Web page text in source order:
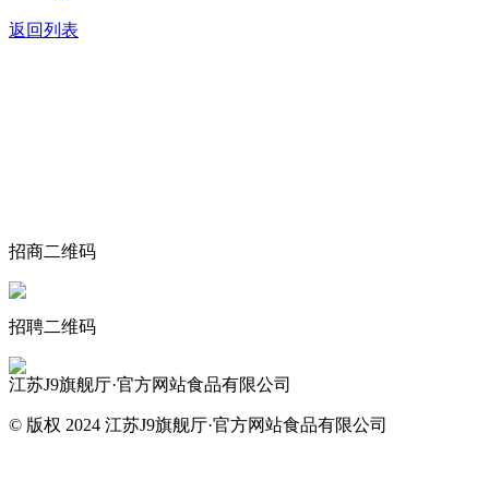
返回列表
招商二维码
招聘二维码
江苏J9旗舰厅·官方网站食品有限公司
© 版权 2024 江苏J9旗舰厅·官方网站食品有限公司